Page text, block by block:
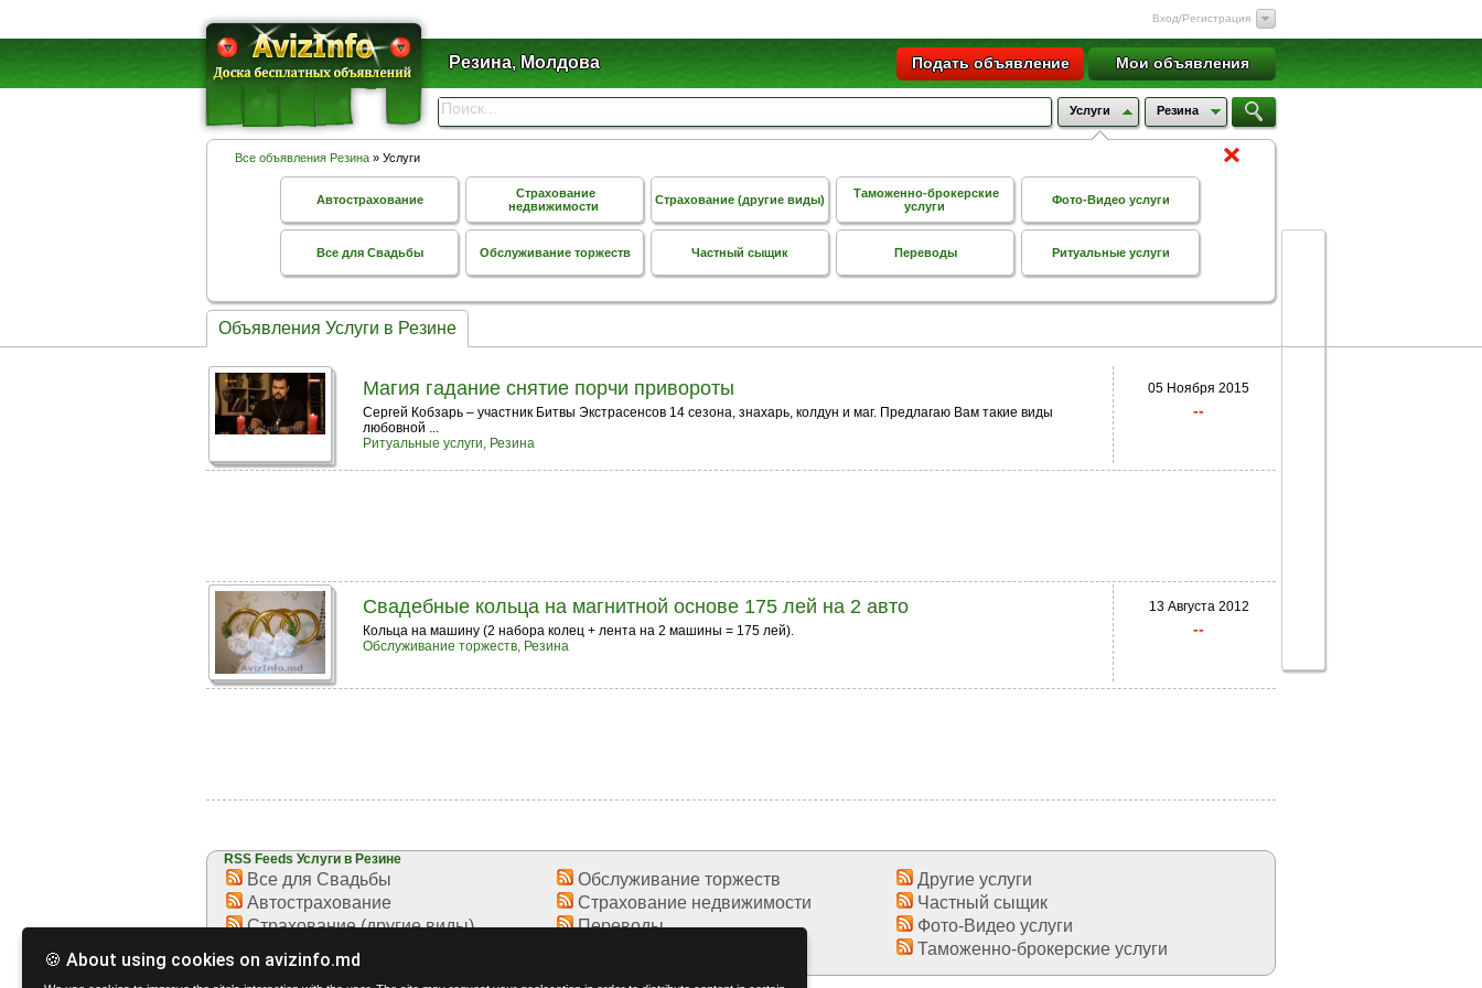
Вход/Регистрация
Резина, Молдова Мои объявления
Подать объявление
Услуги Резина
Все объявления Резина » Услуги
Автострахование
Страхование
недвижимости
Страхование (другие виды)
Таможенно-брокерские
услуги
Фото-Видео услуги
Все для Свадьбы Обслуживание торжеств Частный сыщик Переводы Ритуальные услуги
Объявления Услуги в Резине
Магия гадание снятие порчи привороты
Сергей Кобзарь – участник Битвы Экстрасенсов 14 сезона, знахарь, колдун и маг. Предлагаю Вам такие виды
любовной ...
Ритуальные услуги, Резина
05 Ноября 2015
--
Свадебные кольца на магнитной основе 175 лей на 2 авто
Кольца на машину (2 набора колец + лента на 2 машины = 175 лей).
Обслуживание торжеств, Резина
13 Августа 2012
--
RSS Feeds Услуги в Резине
Все для Свадьбы Обслуживание торжеств
Другие услуги
Автострахование
Страхование недвижимости
Частный сыщик
Страхование (другие виды)
Переводы
Фото-Видео услуги
Грузчики
Таможенно-брокерские услуги
🍪 About using cookies on avizinfo.md